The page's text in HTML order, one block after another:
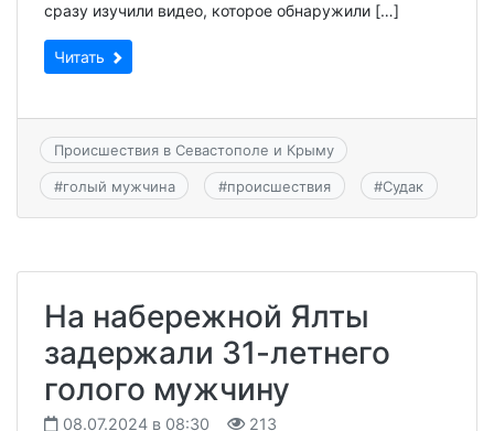
сразу изучили видео, которое обнаружили […]
Читать
Происшествия в Севастополе и Крыму
#голый мужчина #происшествия #Судак
На набережной Ялты
задержали 31-летнего
голого мужчину
08.07.2024 в 08:30 213